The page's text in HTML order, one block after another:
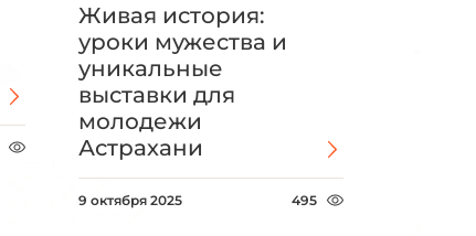
Живая история:
уроки мужества и
уникальные
выставки для
молодежи
Астрахани
9 октября 2025 495